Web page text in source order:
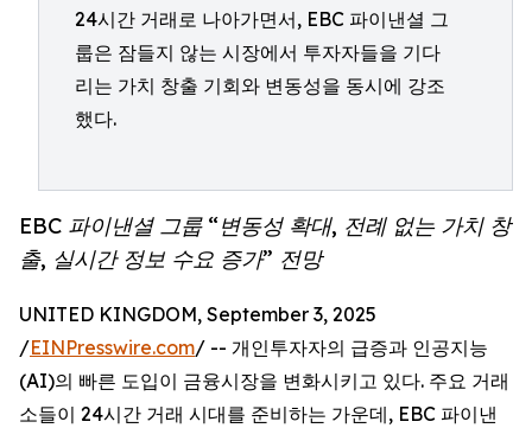
24시간 거래로 나아가면서, EBC 파이낸셜 그
룹은 잠들지 않는 시장에서 투자자들을 기다
리는 가치 창출 기회와 변동성을 동시에 강조
했다.
EBC 파이낸셜 그룹 “변동성 확대, 전례 없는 가치 창
출, 실시간 정보 수요 증가” 전망
UNITED KINGDOM, September 3, 2025
/EINPresswire.com/ -- 개인투자자의 급증과 인공지능
(AI)의 빠른 도입이 금융시장을 변화시키고 있다. 주요 거래
소들이 24시간 거래 시대를 준비하는 가운데, EBC 파이낸